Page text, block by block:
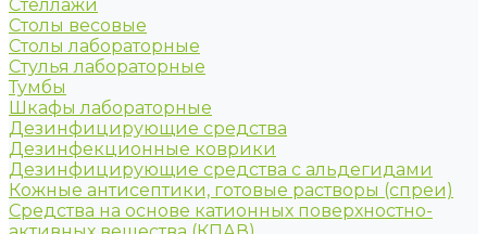
Стеллажи
Столы весовые
Столы лабораторные
Стулья лабораторные
Тумбы
Шкафы лабораторные
Дезинфицирующие средства
Дезинфекционные коврики
Дезинфицирующие средства с альдегидами
Кожные антисептики, готовые растворы (спреи)
Средства на основе катионных поверхностно-